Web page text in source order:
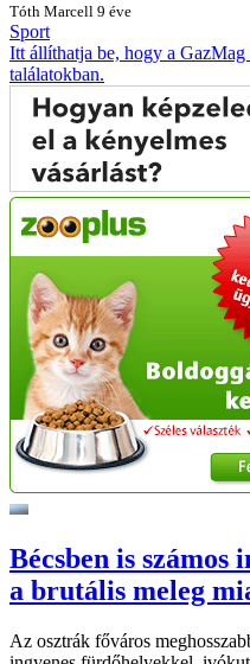
Tóth Marcell 9 éve
Sport
Itt állíthatja be, hogy a
találatokban.
Bécsben is számos
a brutális meleg
Az osztrák főváros